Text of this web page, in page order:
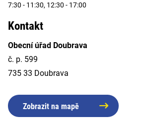
7:30 - 11:30, 12:30 - 17:00
Kontakt
Obecní úřad Doubrava
č. p. 599
735 33 Doubrava
Zobrazit na mapě